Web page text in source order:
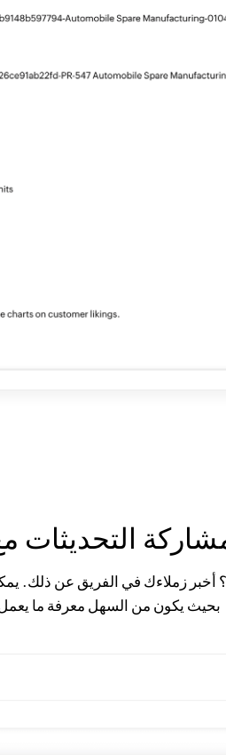
التحديثات
أخبر زملاءك في الفريق عن ذلك.
بحيث يكون من السهل معرفة ما يعمل